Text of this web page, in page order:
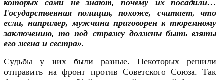
которых сами не знают, почему их посадили…
Государственная полиция, похоже, считает, что
если, например, мужчина приговорен к тюремному
заключению, то под стражу должны быть взяты
его жена и сестра».
Судьбы у них были разные. Некоторых решили
отправить на фронт против Советского Союза. Так